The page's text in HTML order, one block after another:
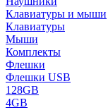
Клавиатуры и мыши
Клавиатуры
Мыши
Комплекты
Флешки
Флешки USB
128GB
4GB